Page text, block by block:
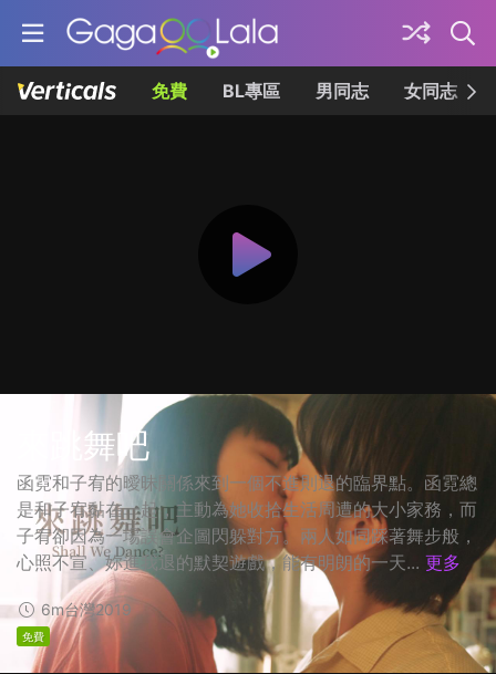
免費 BL專區 男同志 女同志
來跳舞吧
函霓和子宥的曖昧關係來到一個不進則退的臨界點。函霓總
是和子宥黏在一起，主動為她收拾生活周遭的大小家務，而
子宥卻因為一場誤會企圖閃躲對方。兩人如同踩著舞步般，
心照不宣、妳進我退的默契遊戲，能有明朗的一天... 更多
6m台灣2019
免費